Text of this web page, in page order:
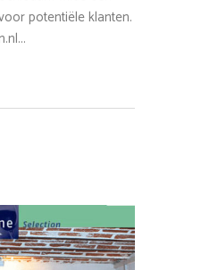
potentiële klanten.